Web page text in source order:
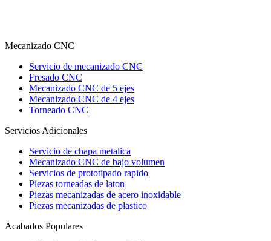
Mecanizado CNC
Servicio de mecanizado CNC
Fresado CNC
Mecanizado CNC de 5 ejes
Mecanizado CNC de 4 ejes
Torneado CNC
Servicios Adicionales
Servicio de chapa metalica
Mecanizado CNC de bajo volumen
Servicios de prototipado rapido
Piezas torneadas de laton
Piezas mecanizadas de acero inoxidable
Piezas mecanizadas de plastico
Acabados Populares